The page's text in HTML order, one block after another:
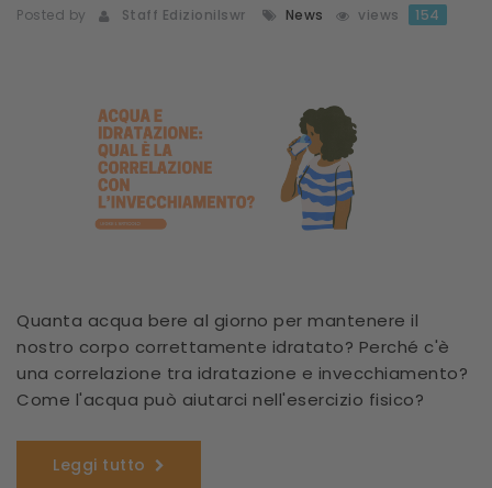
Posted by Staff Edizionilswr News views 154
Quanta acqua bere al giorno per mantenere il
nostro corpo correttamente idratato? Perché c'è
una correlazione tra idratazione e invecchiamento?
Come l'acqua può aiutarci nell'esercizio fisico?
Leggi tutto